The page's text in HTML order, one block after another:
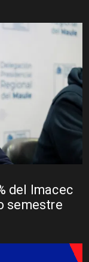
del Imacec
semestre